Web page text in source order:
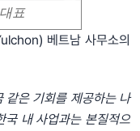
표
베트남 사무소의
같은 기회를 제공하는 나
국 내 사업과는 본질적으